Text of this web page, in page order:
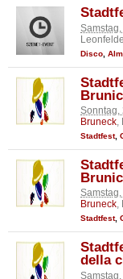
Disco
Sonntag,
Bruneck,
Stadtfest,
Bruneck,
Stadtfest,
della